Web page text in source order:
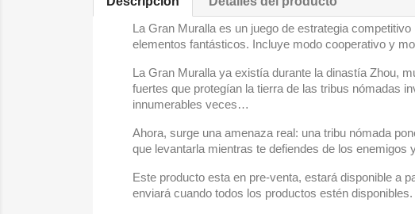
La Gran Muralla es un juego de estrategia
elementos fantásticos. Incluye modo cooperativo y
La Gran Muralla ya existía durante la dinastía Zhou,
fuertes que protegían la tierra de las tribus nómadas
innumerables veces…
Ahora, surge una amenaza real: una tribu nómada
que levantarla mientras te defiendes de los
Este producto esta en pre-venta, estará disponible a
enviará cuando todos los productos estén disponibles.